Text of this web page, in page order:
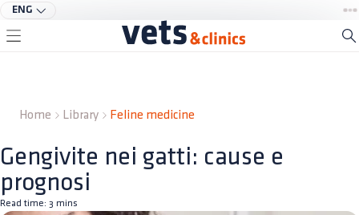
ENG
Home Library Feline medicine
Gengivite nei gatti: cause e
prognosi
Read time: 3 mins